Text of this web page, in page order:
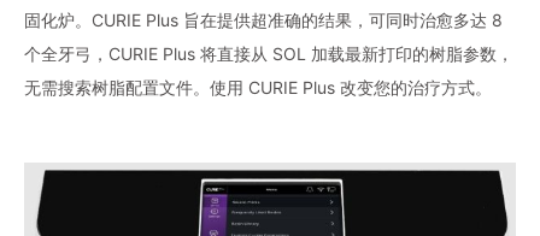
固化炉。CURIE Plus 旨在提供超准确的结果，可同时治愈多达 8
个全牙弓，CURIE Plus 将直接从 SOL 加载最新打印的树脂参数，
无需搜索树脂配置文件。使用 CURIE Plus 改变您的治疗方式。